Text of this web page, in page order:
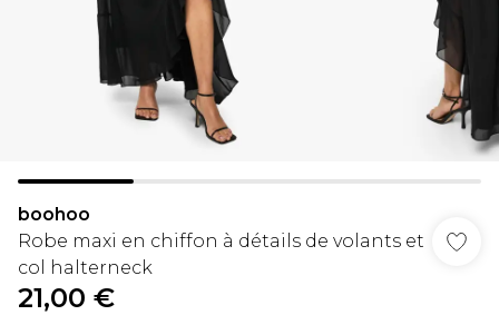
boohoo
Robe maxi en chiffon à détails de volants et
col halterneck
21,00 €